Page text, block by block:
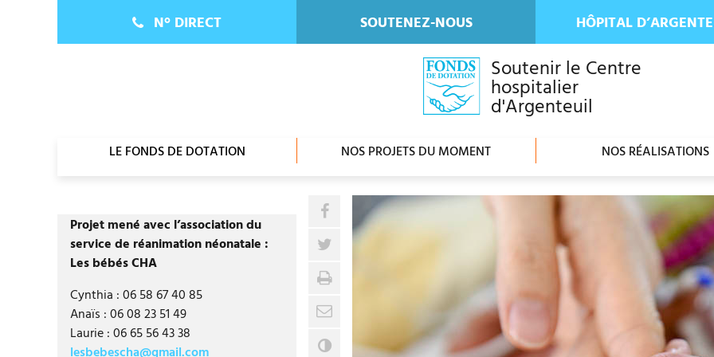
i
N° DIRECT
SOUTENEZ-NOUS HÔPITAL
Soutenir le Centre
hospitalier
d'Argenteuil
LE FONDS DE DOTATION NOS PROJETS DU MOMENT NOS RÉALISATIONS
Partager sur Facebook
Partager sur Twitter
Imprimer
Envoyer par e-mail
Contraste
Projet mené avec l’association du
service de réanimation néonatale :
Les bébés CHA
Cynthia : 06 58 67 40 85
Anaïs : 06 08 23 51 49
Laurie : 06 65 56 43 38
lesbebescha@gmail.com